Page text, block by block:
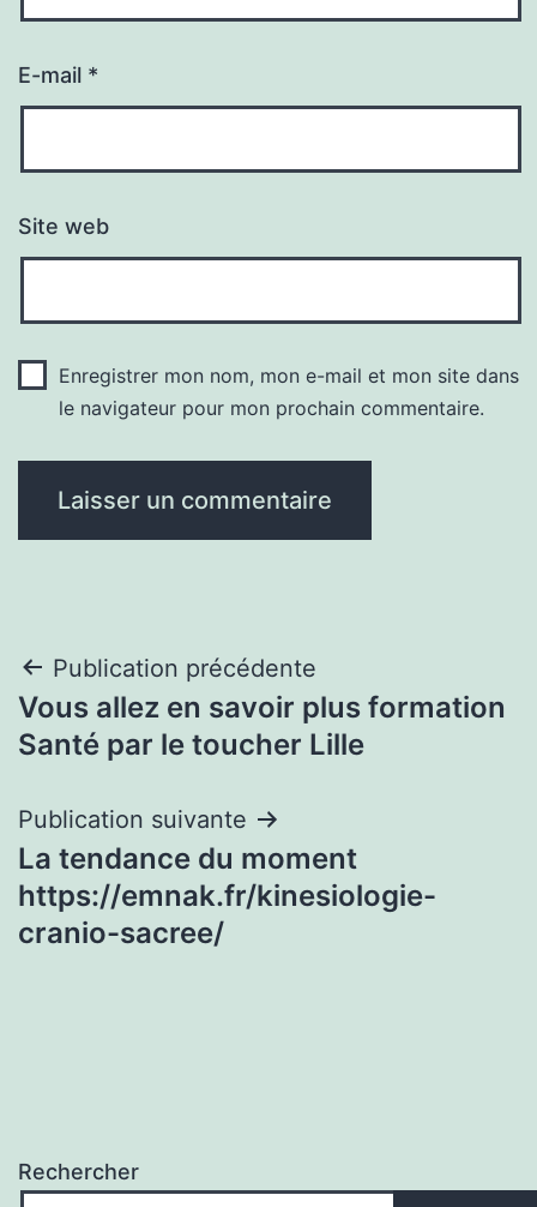
E-mail *
Site web
Enregistrer mon nom, mon e-mail et mon site dans
le navigateur pour mon prochain commentaire.
Navigation
de
Publication précédente
Vous allez en savoir plus formation
Santé par le toucher Lille
Publication suivante
La tendance du moment
https://emnak.fr/kinesiologie-
cranio-sacree/
Rechercher